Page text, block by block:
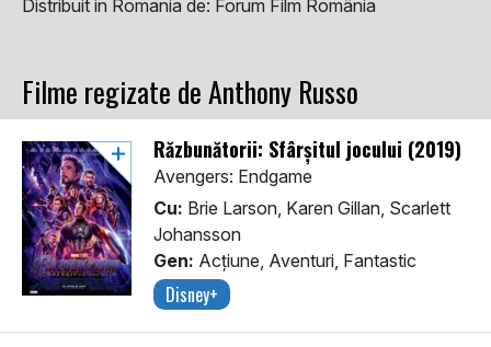
Distribuit in Romania de: Forum Film România
Filme regizate de Anthony Russo
Răzbunătorii: Sfârșitul jocului (2019)
Avengers: Endgame
Cu: Brie Larson, Karen Gillan, Scarlett
Johansson
Gen: Acţiune, Aventuri, Fantastic
Disney+